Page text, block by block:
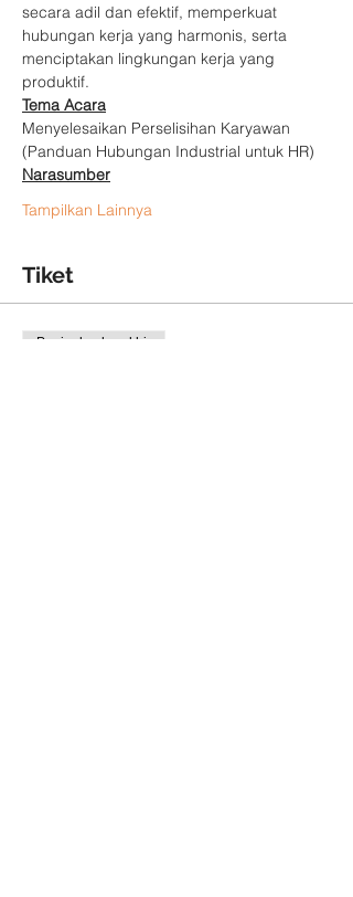
secara adil dan efektif, memperkuat
hubungan kerja yang harmonis, serta
menciptakan lingkungan kerja yang
produktif.
Tema Acara
Menyelesaikan Perselisihan Karyawan
(Panduan Hubungan Industrial untuk HR)
Narasumber
Tampilkan Lainnya
Tiket
Penjualan berakhir